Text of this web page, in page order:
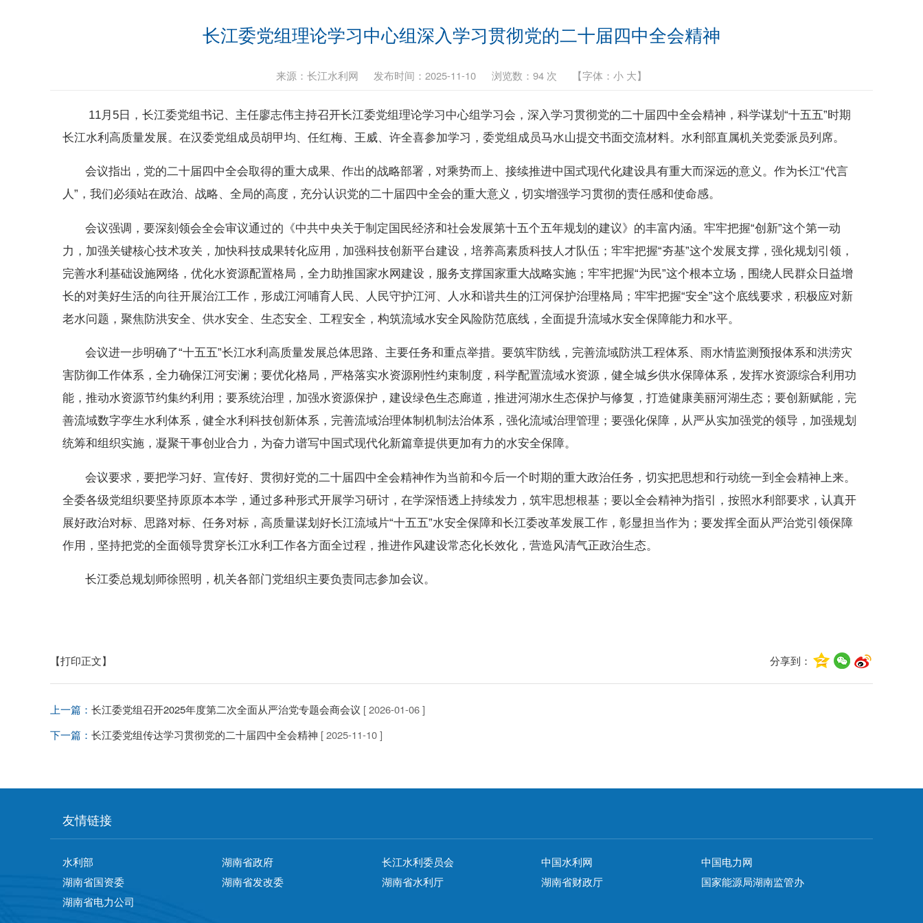
长江委党组理论学习中心组深入学习贯彻党的二十届四中全会精神
来源： 长江水利网 发布时间：2025-11-10 浏览数： 94次 【字体：小 大】
11月5日，长江委党组书记、主任廖志伟主持召开长江委党组理论学习中心组学习会，深入学习贯彻党的二十届四中全会精神，科学谋划“十五五”时期
长江水利高质量发展。在汉委党组成员胡甲均、任红梅、王威、许全喜参加学习，委党组成员马水山提交书面交流材料。水利部直属机关党委派员列席。
会议指出，党的二十届四中全会取得的重大成果、作出的战略部署，对乘势而上、接续推进中国式现代化建设具有重大而深远的意义。作为长江“代言
人”，我们必须站在政治、战略、全局的高度，充分认识党的二十届四中全会的重大意义，切实增强学习贯彻的责任感和使命感。
会议强调，要深刻领会全会审议通过的《中共中央关于制定国民经济和社会发展第十五个五年规划的建议》的丰富内涵。牢牢把握“创新”这个第一动
力，加强关键核心技术攻关，加快科技成果转化应用，加强科技创新平台建设，培养高素质科技人才队伍；牢牢把握“夯基”这个发展支撑，强化规划引领，
完善水利基础设施网络，优化水资源配置格局，全力助推国家水网建设，服务支撑国家重大战略实施；牢牢把握“为民”这个根本立场，围绕人民群众日益增
长的对美好生活的向往开展治江工作，形成江河哺育人民、人民守护江河、人水和谐共生的江河保护治理格局；牢牢把握“安全”这个底线要求，积极应对新
老水问题，聚焦防洪安全、供水安全、生态安全、工程安全，构筑流域水安全风险防范底线，全面提升流域水安全保障能力和水平。
会议进一步明确了“十五五”长江水利高质量发展总体思路、主要任务和重点举措。要筑牢防线，完善流域防洪工程体系、雨水情监测预报体系和洪涝灾
害防御工作体系，全力确保江河安澜；要优化格局，严格落实水资源刚性约束制度，科学配置流域水资源，健全城乡供水保障体系，发挥水资源综合利用功
能，推动水资源节约集约利用；要系统治理，加强水资源保护，建设绿色生态廊道，推进河湖水生态保护与修复，打造健康美丽河湖生态；要创新赋能，完
善流域数字孪生水利体系，健全水利科技创新体系，完善流域治理体制机制法治体系，强化流域治理管理；要强化保障，从严从实加强党的领导，加强规划
统筹和组织实施，凝聚干事创业合力，为奋力谱写中国式现代化新篇章提供更加有力的水安全保障。
会议要求，要把学习好、宣传好、贯彻好党的二十届四中全会精神作为当前和今后一个时期的重大政治任务，切实把思想和行动统一到全会精神上来。
全委各级党组织要坚持原原本本学，通过多种形式开展学习研讨，在学深悟透上持续发力，筑牢思想根基；要以全会精神为指引，按照水利部要求，认真开
展好政治对标、思路对标、任务对标，高质量谋划好长江流域片“十五五”水安全保障和长江委改革发展工作，彰显担当作为；要发挥全面从严治党引领保障
作用，坚持把党的全面领导贯穿长江水利工作各方面全过程，推进作风建设常态化长效化，营造风清气正政治生态。
长江委总规划师徐照明，机关各部门党组织主要负责同志参加会议。
【打印正文】 分享到：
上一篇： 长江委党组召开2025年度第二次全面从严治党专题会商会议 [ 2026-01-06 ]
下一篇： 长江委党组传达学习贯彻党的二十届四中全会精神 [ 2025-11-10 ]
友情链接
水利部 湖南省政府 长江水利委员会 中国水利网
中国电力网
湖南省国资委
湖南省发改委 湖南省水利厅 湖南省财政厅
国家能源局湖南监管办
湖南省电力公司